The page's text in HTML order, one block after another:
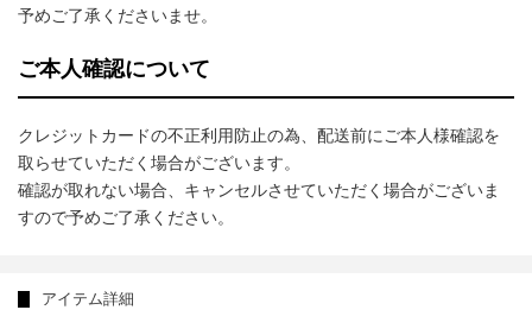
予めご了承くださいませ。
ご本人確認について
クレジットカードの不正利用防止の為、配送前にご本人様確認を
取らせていただく場合がございます。
確認が取れない場合、キャンセルさせていただく場合がございま
すので予めご了承ください。
アイテム詳細